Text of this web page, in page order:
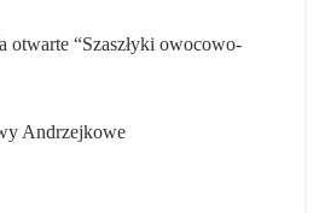
otwarte “Szaszłyki owocowo-
Andrzejkowe